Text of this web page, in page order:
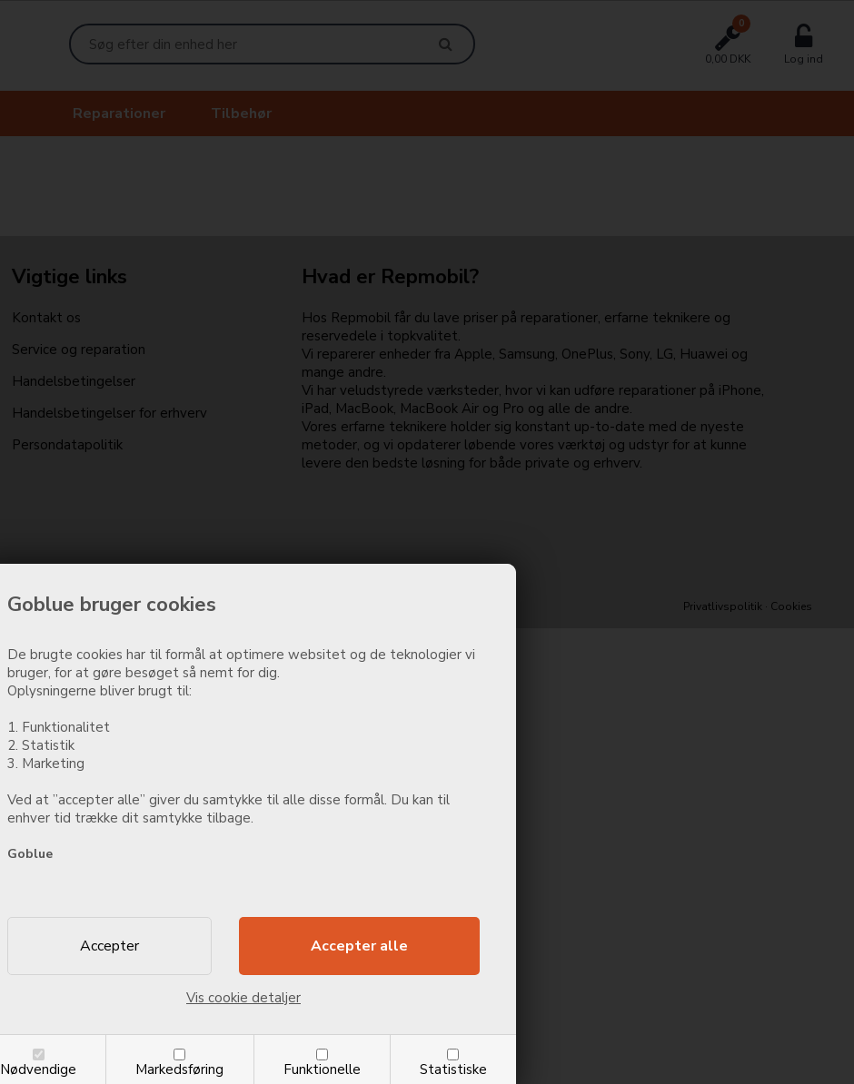
Goblue bruger cookies
De brugte cookies har til formål at optimere websitet og de teknologier vi
bruger, for at gøre besøget så nemt for dig.
Oplysningerne bliver brugt til:
1. Funktionalitet
2. Statistik
3. Marketing
Ved at ”accepter alle” giver du samtykke til alle disse formål. Du kan til
enhver tid trække dit samtykke tilbage.
Goblue
Nødvendige Markedsføring Funktionelle Statistiske
Vis cookie detaljer
0
0,00 DKK Log ind
Reparationer Tilbehør
Vigtige links
Kontakt os
Service og reparation
Handelsbetingelser
Handelsbetingelser for erhverv
Persondatapolitik
Hvad er Repmobil?
Hos Repmobil får du lave priser på reparationer, erfarne teknikere og
reservedele i topkvalitet.
Vi reparerer enheder fra Apple, Samsung, OnePlus, Sony, LG, Huawei og
mange andre.
Vi har veludstyrede værksteder, hvor vi kan udføre reparationer på iPhone,
iPad, MacBook, MacBook Air og Pro og alle de andre.
Vores erfarne teknikere holder sig konstant up-to-date med de nyeste
metoder, og vi opdaterer løbende vores værktøj og udstyr for at kunne
levere den bedste løsning for både private og erhverv.
Privatlivspolitik· Cookies